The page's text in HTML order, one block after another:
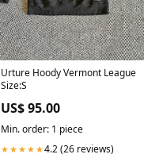
Urture Hoody Vermont League
Size:S
US$ 95.00
Min. order: 1 piece
★★★★★4.2 (26 reviews)